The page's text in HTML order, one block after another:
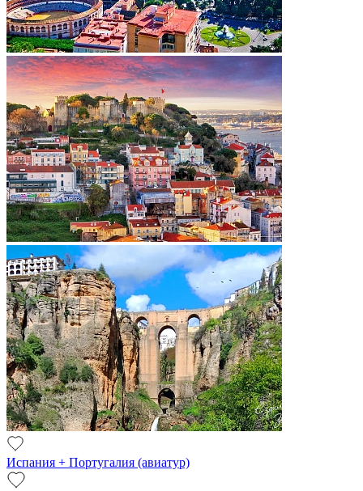
Испания + Португалия (авиатур)